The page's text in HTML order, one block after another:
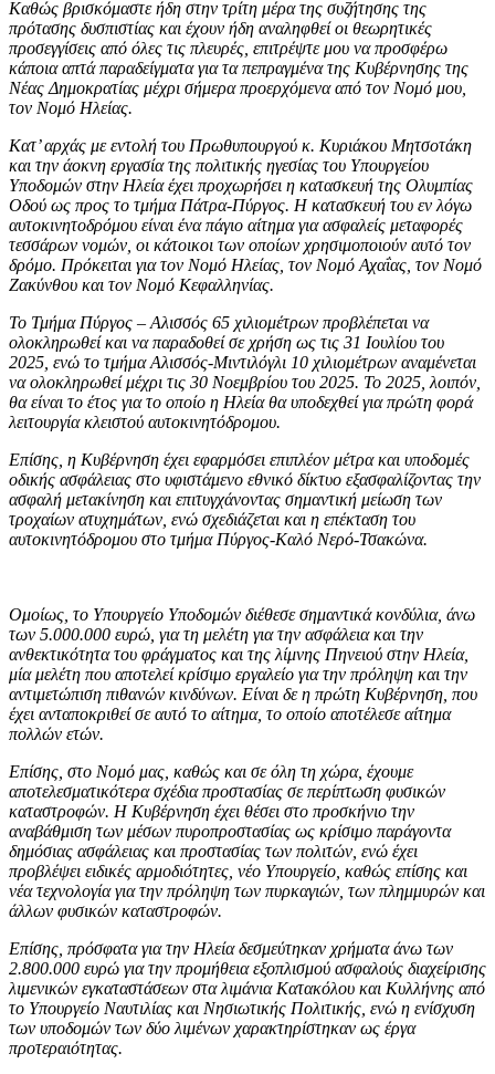
Καθώς βρισκόμαστε ήδη στην τρίτη μέρα της συζήτησης της
πρότασης δυσπιστίας και έχουν ήδη αναληφθεί οι θεωρητικές
προσεγγίσεις από όλες τις πλευρές, επιτρέψτε μου να προσφέρω
κάποια απτά παραδείγματα για τα πεπραγμένα της Κυβέρνησης της
Νέας Δημοκρατίας μέχρι σήμερα προερχόμενα από τον Νομό μου,
τον Νομό Ηλείας.
Κατ’ αρχάς με εντολή του Πρωθυπουργού κ. Κυριάκου Μητσοτάκη
και την άοκνη εργασία της πολιτικής ηγεσίας του Υπουργείου
Υποδομών στην Ηλεία έχει προχωρήσει η κατασκευή της Ολυμπίας
Οδού ως προς το τμήμα Πάτρα-Πύργος. Η κατασκευή του εν λόγω
αυτοκινητοδρόμου είναι ένα πάγιο αίτημα για ασφαλείς μεταφορές
τεσσάρων νομών, οι κάτοικοι των οποίων χρησιμοποιούν αυτό τον
δρόμο. Πρόκειται για τον Νομό Ηλείας, τον Νομό Αχαΐας, τον Νομό
Ζακύνθου και τον Νομό Κεφαλληνίας.
Το Τμήμα Πύργος – Αλισσός 65 χιλιομέτρων προβλέπεται να
ολοκληρωθεί και να παραδοθεί σε χρήση ως τις 31 Ιουλίου του
2025, ενώ το τμήμα Αλισσός-Μιντιλόγλι 10 χιλιομέτρων αναμένεται
να ολοκληρωθεί μέχρι τις 30 Νοεμβρίου του 2025. Το 2025, λοιπόν,
θα είναι το έτος για το οποίο η Ηλεία θα υποδεχθεί για πρώτη φορά
λειτουργία κλειστού αυτοκινητόδρομου.
Επίσης, η Κυβέρνηση έχει εφαρμόσει επιπλέον μέτρα και υποδομές
οδικής ασφάλειας στο υφιστάμενο εθνικό δίκτυο εξασφαλίζοντας την
ασφαλή μετακίνηση και επιτυγχάνοντας σημαντική μείωση των
τροχαίων ατυχημάτων, ενώ σχεδιάζεται και η επέκταση του
αυτοκινητόδρομου στο τμήμα Πύργος-Καλό Νερό-Τσακώνα.
Ομοίως, το Υπουργείο Υποδομών διέθεσε σημαντικά κονδύλια, άνω
των 5.000.000 ευρώ, για τη μελέτη για την ασφάλεια και την
ανθεκτικότητα του φράγματος και της λίμνης Πηνειού στην Ηλεία,
μία μελέτη που αποτελεί κρίσιμο εργαλείο για την πρόληψη και την
αντιμετώπιση πιθανών κινδύνων. Είναι δε η πρώτη Κυβέρνηση, που
έχει ανταποκριθεί σε αυτό το αίτημα, το οποίο αποτέλεσε αίτημα
πολλών ετών.
Επίσης, στο Νομό μας, καθώς και σε όλη τη χώρα, έχουμε
αποτελεσματικότερα σχέδια προστασίας σε περίπτωση φυσικών
καταστροφών. Η Κυβέρνηση έχει θέσει στο προσκήνιο την
αναβάθμιση των μέσων πυροπροστασίας ως κρίσιμο παράγοντα
δημόσιας ασφάλειας και προστασίας των πολιτών, ενώ έχει
προβλέψει ειδικές αρμοδιότητες, νέο Υπουργείο, καθώς επίσης και
νέα τεχνολογία για την πρόληψη των πυρκαγιών, των πλημμυρών και
άλλων φυσικών καταστροφών.
Επίσης, πρόσφατα για την Ηλεία δεσμεύτηκαν χρήματα άνω των
2.800.000 ευρώ για την προμήθεια εξοπλισμού ασφαλούς διαχείρισης
λιμενικών εγκαταστάσεων στα λιμάνια Κατακόλου και Κυλλήνης από
το Υπουργείο Ναυτιλίας και Νησιωτικής Πολιτικής, ενώ η ενίσχυση
των υποδομών των δύο λιμένων χαρακτηρίστηκαν ως έργα
προτεραιότητας.